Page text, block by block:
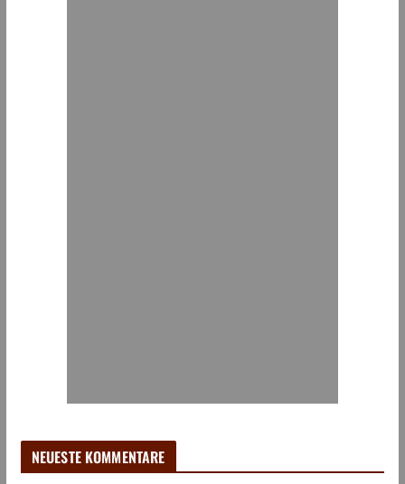
NEUESTE KOMMENTARE